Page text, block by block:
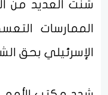
شنت العديد من
الممارسات
الإسرئيلي بحق